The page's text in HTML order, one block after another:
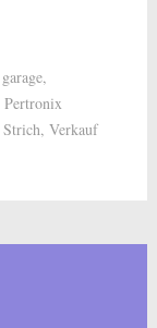
garage,
Pertronix
Strich, Verkauf